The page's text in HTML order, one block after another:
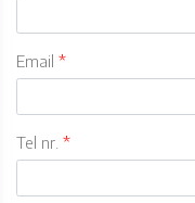
Email
Tel nr.